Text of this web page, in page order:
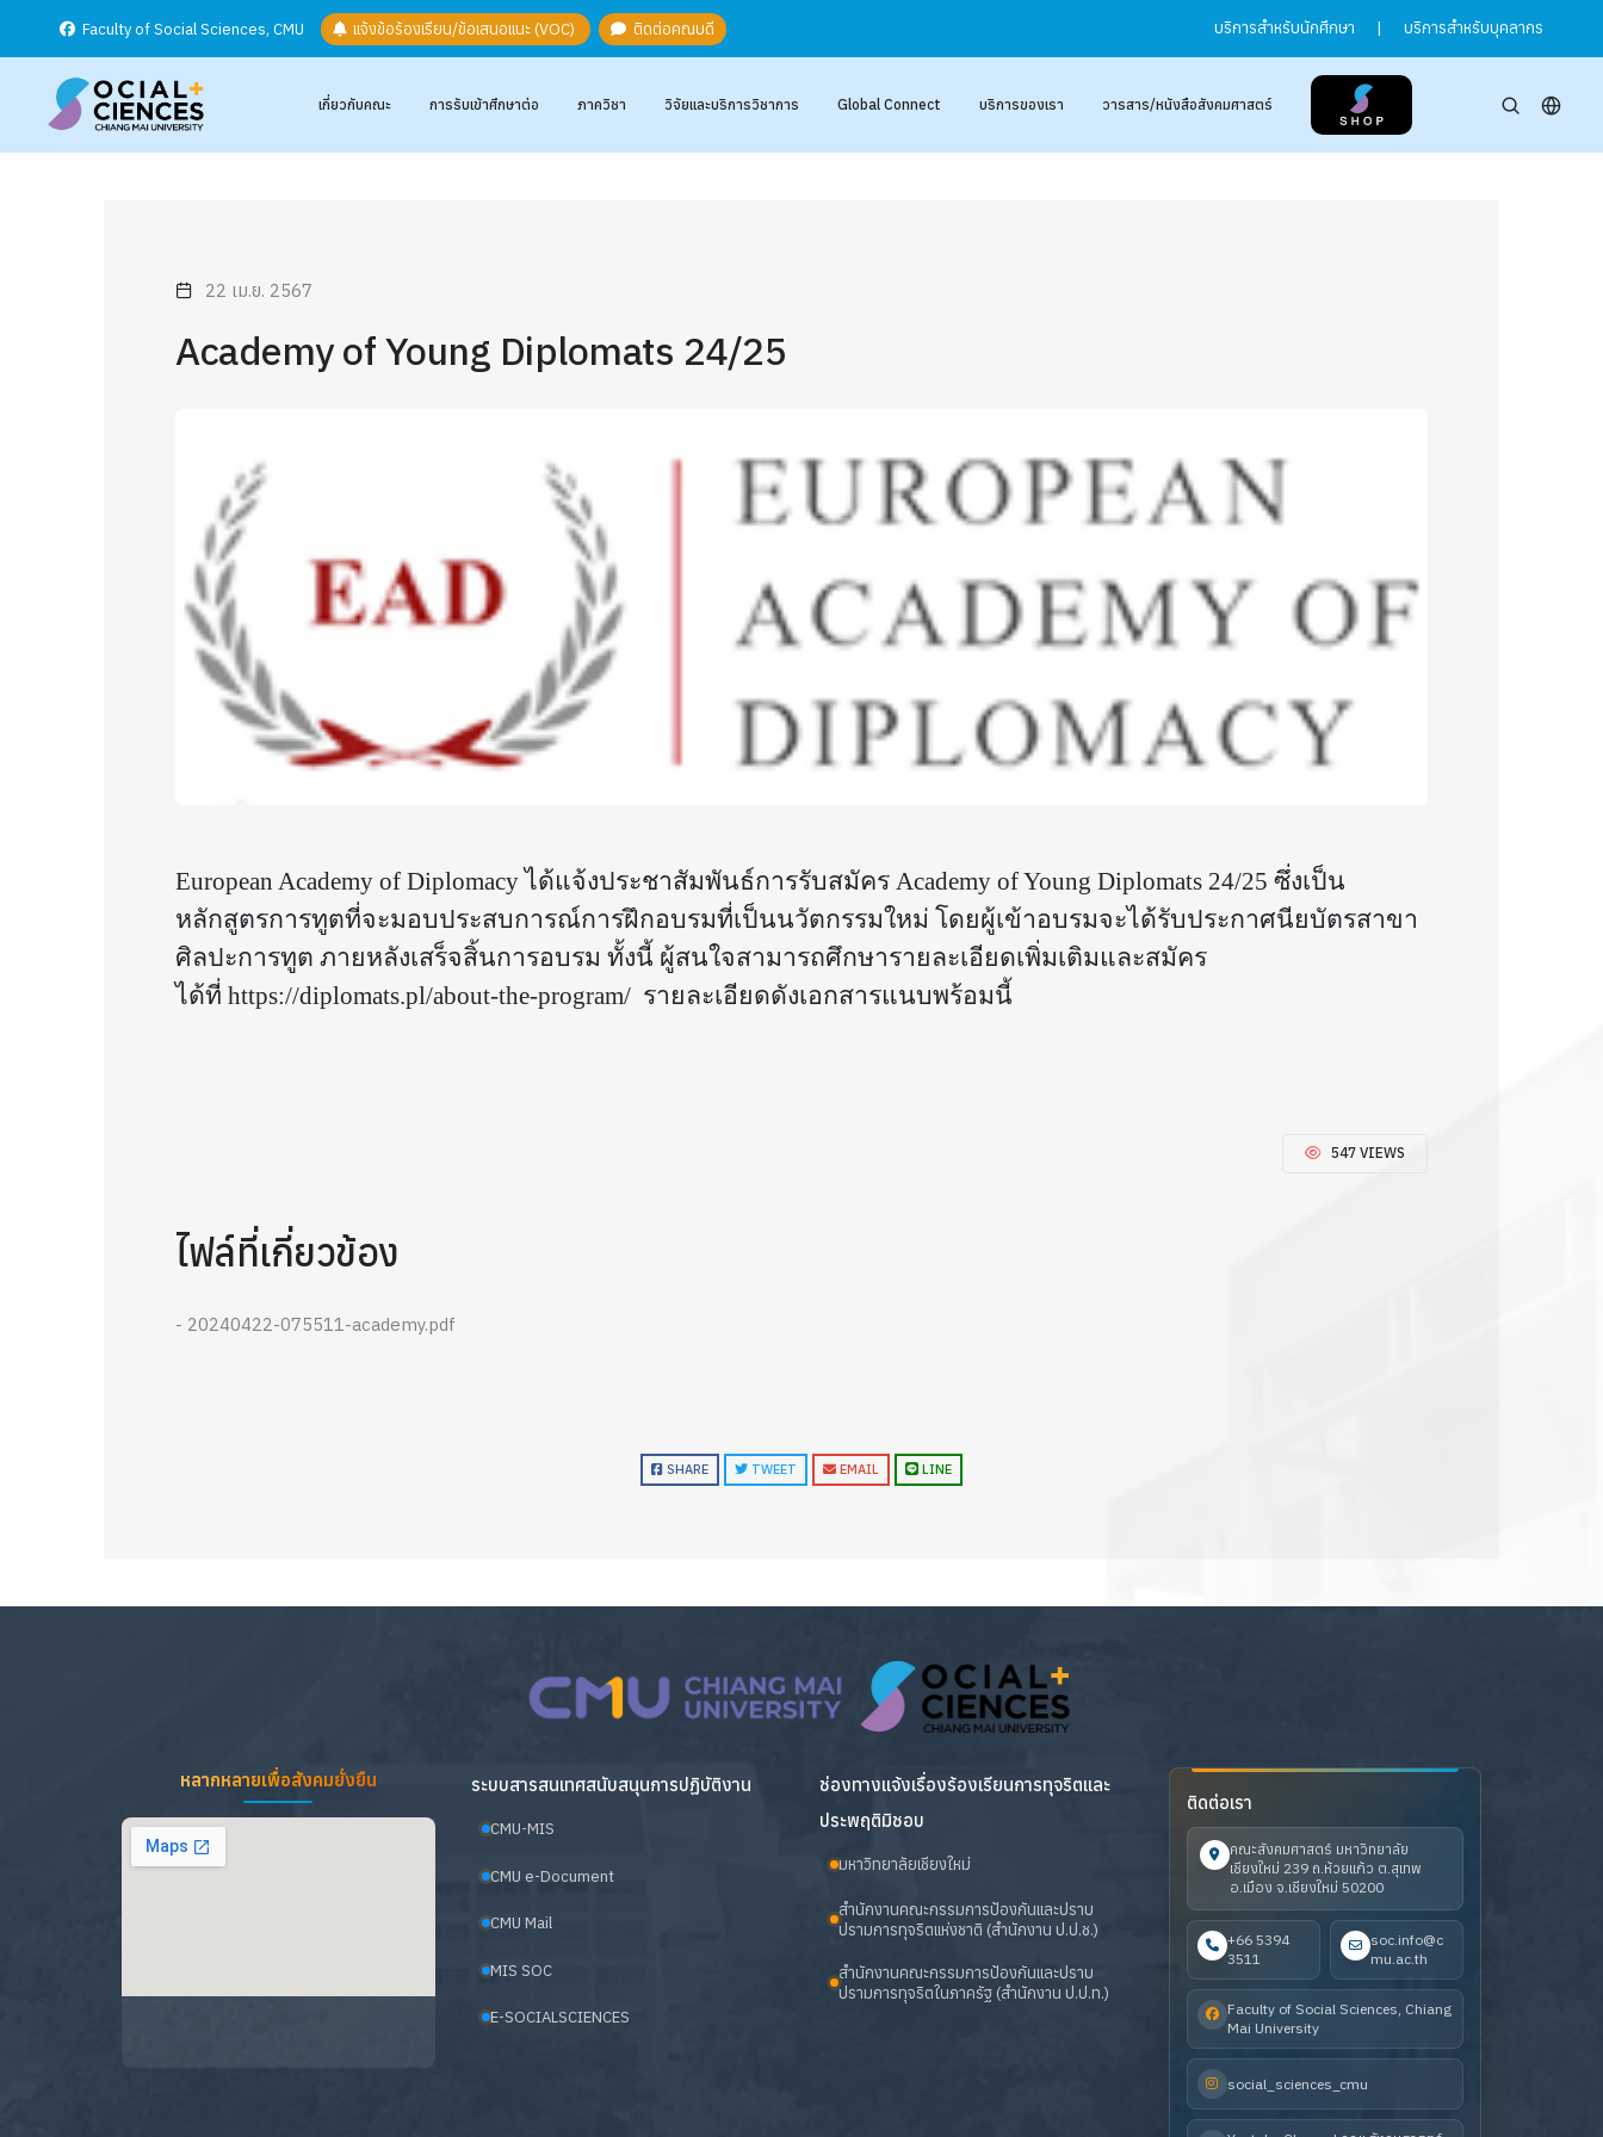
Faculty of Social Sciences, CMU แจ้งข้อร้องเรียน/ข้อเสนอแนะ (VOC) ติดต่อคณบดี บริการสำหรับนักศึกษา | บริการสำหรับบุคลากร
เกี่ยวกับคณะ การรับเข้าศึกษาต่อ ภาควิชา วิจัยและบริการวิชาการ Global Connect บริการของเรา วารสาร/หนังสือสังคมศาสตร์
22 เม.ย. 2567
Academy of Young Diplomats 24/25
European Academy of Diplomacyได้แจ้งประชาสัมพันธ์การรับสมัคร Academy of Young Diplomats 24/25 ซึ่งเป็น
หลักสูตรการทูตที่จะมอบประสบการณ์การฝึกอบรมที่เป็นนวัตกรรมใหม่ โดยผู้เข้าอบรมจะได้รับประกาศนียบัตรสาขา
ศิลปะการทูต ภายหลังเสร็จสิ้นการอบรม ทั้งนี้ ผู้สนใจสามารถศึกษารายละเอียดเพิ่มเติมและสมัคร
ได้ที่ https://diplomats.pl/about-the-program/ รายละเอียดดังเอกสารแนบพร้อมนี้
547 VIEWS
ไฟล์ที่เกี่ยวข้อง
- 20240422-075511-academy.pdf
SHARE TWEET EMAIL LINE
หลากหลายเพื่อสังคมยั่งยืน ระบบสารสนเทศสนับสนุนการปฏิบัติงาน
CMU-MIS
CMU e-Document
CMU Mail
MIS SOC
E-SOCIALSCIENCES
ช่องทางแจ้งเรื่องร้องเรียนการทุจริตและ
ประพฤติมิชอบ
มหาวิทยาลัยเชียงใหม่
สำนักงานคณะกรรมการป้องกันและปราบ
ปรามการทุจริตแห่งชาติ (สำนักงาน ป.ป.ช.)
สำนักงานคณะกรรมการป้องกันและปราบ
ปรามการทุจริตในภาครัฐ (สำนักงาน ป.ป.ท.)
ติดต่อเรา
คณะสังคมศาสตร์ มหาวิทยาลัย
เชียงใหม่ 239 ถ.ห้วยแก้ว ต.สุเทพ
อ.เมือง จ.เชียงใหม่ 50200
+66 5394
3511
soc.info@c
mu.ac.th
Faculty of Social Sciences, Chiang
Mai University
social_sciences_cmu